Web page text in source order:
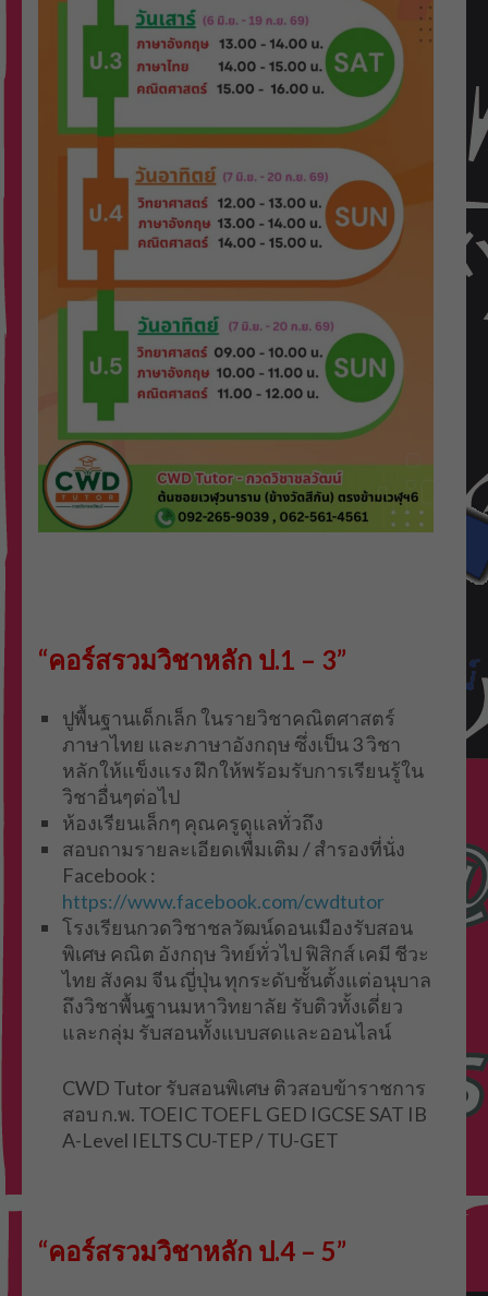
“คอร์สรวมวิชาหลัก ป.1 – 3”
ปูพื้นฐานเด็กเล็ก ในรายวิชาคณิตศาสตร์
ภาษาไทย และภาษาอังกฤษ ซึ่งเป็น 3 วิชา
หลักให้แข็งแรง ฝึกให้พร้อมรับการเรียนรู้ใน
วิชาอื่นๆต่อไป
ห้องเรียนเล็กๆ คุณครูดูแลทั่วถึง
สอบถามรายละเอียดเพื่มเติม / สำรองที่นั่ง
Facebook :
https://www.facebook.com/cwdtutor
โรงเรียนกวดวิชาชลวัฒน์ดอนเมืองรับสอน
พิเศษ คณิต อังกฤษ วิทย์ทั่วไป ฟิสิกส์ เคมี ชีวะ
ไทย สังคม จีน ญี่ปุ่น ทุกระดับชั้นตั้งแต่อนุบาล
ถึงวิชาพื้นฐานมหาวิทยาลัย รับติวทั้งเดี่ยว
และกลุ่ม รับสอนทั้งแบบสดและออนไลน์
CWD Tutor รับสอนพิเศษ ติวสอบข้าราชการ
สอบ ก.พ. TOEIC TOEFL GED IGCSE SAT IB
A-Level IELTS CU-TEP / TU-GET
“คอร์สรวมวิชาหลัก ป.4 – 5”